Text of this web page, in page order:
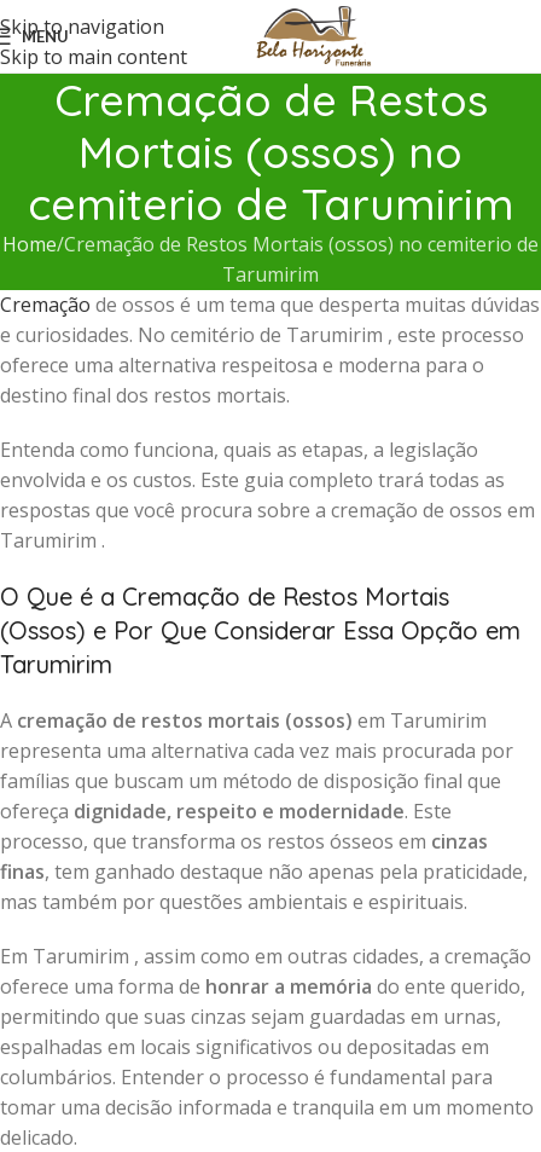
Skip to navigation
Skip to main content
MENU
Cremação de Restos
Mortais (ossos) no
cemiterio de Tarumirim
Home Cremação de Restos Mortais (ossos) no cemiterio de
Tarumirim
Cremação de ossos é um tema que desperta muitas dúvidas
e curiosidades. No cemitério de Tarumirim , este processo
oferece uma alternativa respeitosa e moderna para o
destino final dos restos mortais.
Entenda como funciona, quais as etapas, a legislação
envolvida e os custos. Este guia completo trará todas as
respostas que você procura sobre a cremação de ossos em
Tarumirim .
O Que é a Cremação de Restos Mortais
(Ossos) e Por Que Considerar Essa Opção em
Tarumirim
A cremação de restos mortais (ossos) em Tarumirim
representa uma alternativa cada vez mais procurada por
famílias que buscam um método de disposição final que
ofereça dignidade, respeito e modernidade. Este
processo, que transforma os restos ósseos em cinzas
finas, tem ganhado destaque não apenas pela praticidade,
mas também por questões ambientais e espirituais.
Em Tarumirim , assim como em outras cidades, a cremação
oferece uma forma de honrar a memória do ente querido,
permitindo que suas cinzas sejam guardadas em urnas,
espalhadas em locais significativos ou depositadas em
columbários. Entender o processo é fundamental para
tomar uma decisão informada e tranquila em um momento
delicado.